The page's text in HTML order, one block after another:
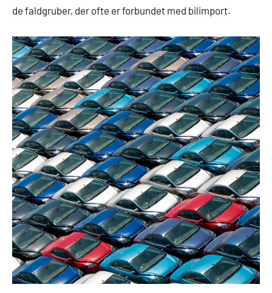
de faldgruber, der ofte er forbundet med bilimport.